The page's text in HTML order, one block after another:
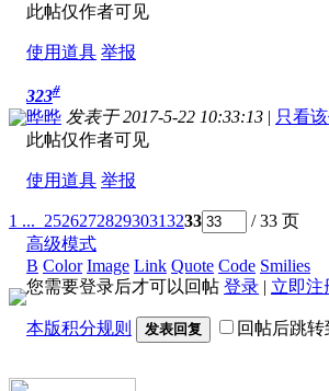
此帖仅作者可见
使用道具 举报
323#
晔晔 发表于 2017-5-22 10:33:13 | 只看
此帖仅作者可见
使用道具 举报
1 ... 252627282930313233
/ 33 页
高级模式
B Color Image Link Quote Code Smilies
您需要登录后才可以回帖 登录 | 立即注
本版积分规则 发表回复 回帖后跳